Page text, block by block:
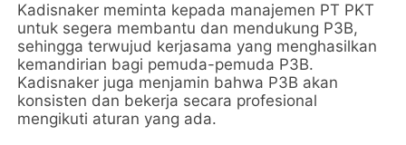
Kadisnaker meminta kepada manajemen PT PKT
untuk segera membantu dan mendukung P3B,
sehingga terwujud kerjasama yang menghasilkan
kemandirian bagi pemuda-pemuda P3B.
Kadisnaker juga menjamin bahwa P3B akan
konsisten dan bekerja secara profesional
mengikuti aturan yang ada.